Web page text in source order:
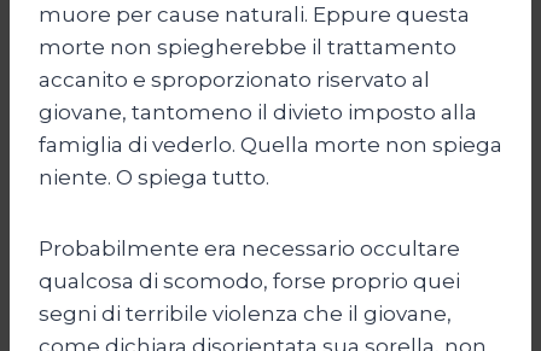
muore per cause naturali. Eppure questa
morte non spiegherebbe il trattamento
accanito e sproporzionato riservato al
giovane, tantomeno il divieto imposto alla
famiglia di vederlo. Quella morte non spiega
niente. O spiega tutto.
Probabilmente era necessario occultare
qualcosa di scomodo, forse proprio quei
segni di terribile violenza che il giovane,
come dichiara disorientata sua sorella, non